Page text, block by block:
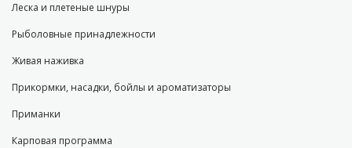
Леска и плетеные шнуры
Рыболовные принадлежности
Живая наживка
Прикормки, насадки, бойлы и ароматизаторы
Приманки
Карповая программа